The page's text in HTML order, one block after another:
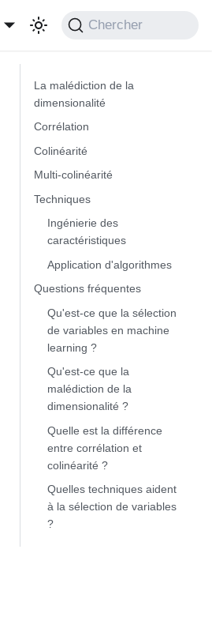
Chercher
La malédiction de la
dimensionalité
Corrélation
Colinéarité
Multi-colinéarité
Techniques
Ingénierie des
caractéristiques
Application d'algorithmes
Questions fréquentes
Qu'est-ce que la sélection
de variables en machine
learning ?
Qu'est-ce que la
malédiction de la
dimensionalité ?
Quelle est la différence
entre corrélation et
colinéarité ?
Quelles techniques aident
à la sélection de variables
?